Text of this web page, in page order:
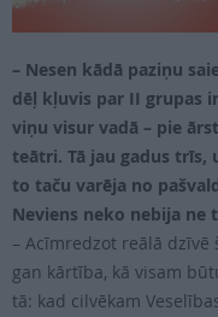
– Nesen kādā paziņu
dēļ kļuvis par II grupas
viņu visur vadā – pie
teātri. Tā jau gadus trīs,
to taču varēja no
Neviens neko nebija ne
– Acīmredzot reālā
gan kārtība, kā visam
tā: kad cilvēkam